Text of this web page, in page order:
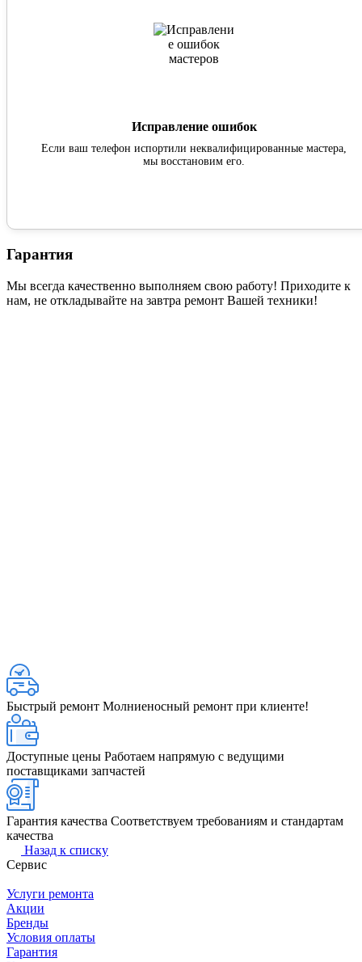
Исправление ошибок
Если ваш телефон испортили неквалифицированные мастера,
мы восстановим его.
Гарантия
Мы всегда качественно выполняем свою работу! Приходите к
нам, не откладывайте на завтра ремонт Вашей техники!
Быстрый ремонт Молниеносный ремонт при клиенте!
Доступные цены Работаем напрямую с ведущими
поставщиками запчастей
Гарантия качества Соответствуем требованиям и стандартам
качества
Назад к списку
Сервис
Услуги ремонта
Акции
Бренды
Условия оплаты
Гарантия